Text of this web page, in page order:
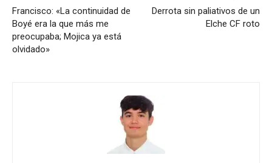
Francisco: «La continuidad de
Boyé era la que más me
preocupaba; Mojica ya está
olvidado»
Derrota sin paliativos de un
Elche CF roto